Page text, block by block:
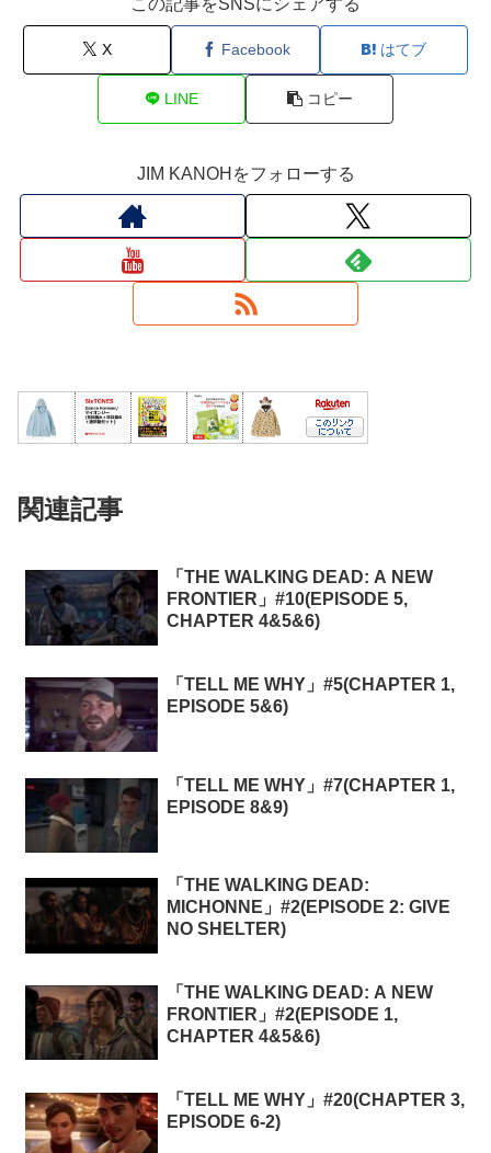
X Facebook はてブ
LINE コピー
JIM KANOHをフォローする
関連記事
「THE WALKING DEAD: A NEW
FRONTIER」#10(EPISODE 5,
CHAPTER 4&5&6)
「TELL ME WHY」#5(CHAPTER 1,
EPISODE 5&6)
「TELL ME WHY」#7(CHAPTER 1,
EPISODE 8&9)
「THE WALKING DEAD:
MICHONNE」#2(EPISODE 2: GIVE
NO SHELTER)
「THE WALKING DEAD: A NEW
FRONTIER」#2(EPISODE 1,
CHAPTER 4&5&6)
「TELL ME WHY」#20(CHAPTER 3,
EPISODE 6-2)